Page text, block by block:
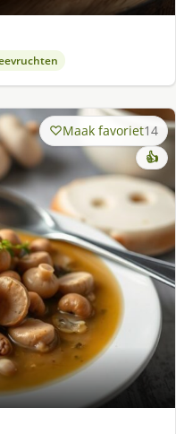
Maak favoriet14
👍